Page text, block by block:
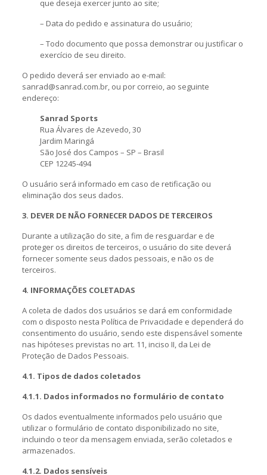
que deseja exercer junto ao site;
– Data do pedido e assinatura do usuário;
– Todo documento que possa demonstrar ou justificar o
exercício de seu direito.
O pedido deverá ser enviado ao e-mail:
sanrad@sanrad.com.br, ou por correio, ao seguinte
endereço:
Sanrad Sports
Rua Álvares de Azevedo, 30
Jardim Maringá
São José dos Campos – SP – Brasil
CEP 12245-494
O usuário será informado em caso de retificação ou
eliminação dos seus dados.
3. DEVER DE NÃO FORNECER DADOS DE TERCEIROS
Durante a utilização do site, a fim de resguardar e de
proteger os direitos de terceiros, o usuário do site deverá
fornecer somente seus dados pessoais, e não os de
terceiros.
4. INFORMAÇÕES COLETADAS
A coleta de dados dos usuários se dará em conformidade
com o disposto nesta Política de Privacidade e dependerá do
consentimento do usuário, sendo este dispensável somente
nas hipóteses previstas no art. 11, inciso II, da Lei de
Proteção de Dados Pessoais.
4.1. Tipos de dados coletados
4.1.1. Dados informados no formulário de contato
Os dados eventualmente informados pelo usuário que
utilizar o formulário de contato disponibilizado no site,
incluindo o teor da mensagem enviada, serão coletados e
armazenados.
4.1.2. Dados sensíveis